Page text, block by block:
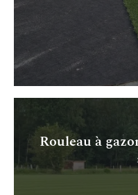
Rouleau à